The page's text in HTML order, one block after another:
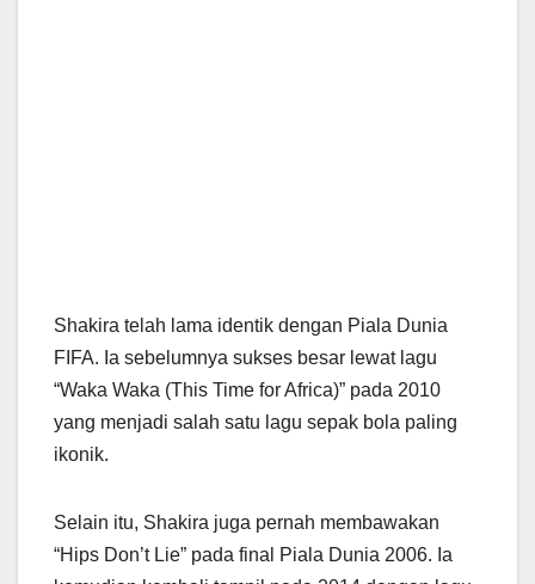
Shakira telah lama identik dengan Piala Dunia
FIFA. Ia sebelumnya sukses besar lewat lagu
“Waka Waka (This Time for Africa)” pada 2010
yang menjadi salah satu lagu sepak bola paling
ikonik.
Selain itu, Shakira juga pernah membawakan
“Hips Don’t Lie” pada final Piala Dunia 2006. Ia